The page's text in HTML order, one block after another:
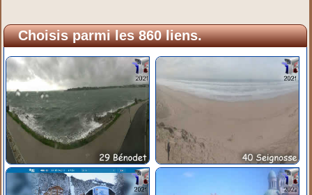
Choisis parmi les 860 liens.